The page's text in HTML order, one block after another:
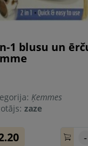
1 blusu un
Ķemmes
zaze
-